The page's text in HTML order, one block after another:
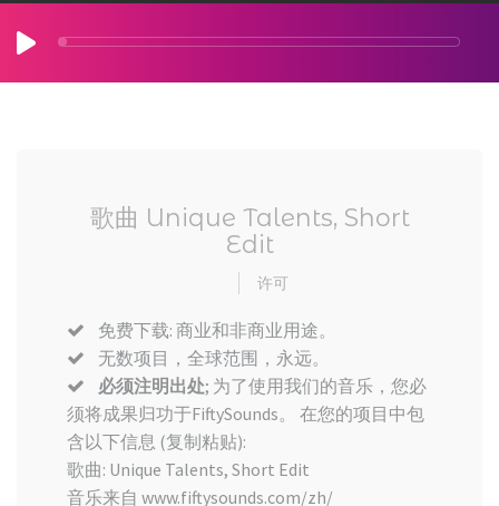
歌曲 Unique Talents, Short
Edit
许可
免费下载: 商业和非商业用途。
无数项目，全球范围，永远。
必须注明出处; 为了使用我们的音乐，您必
须将成果归功于FiftySounds。 在您的项目中包
含以下信息 (复制粘贴):
歌曲: Unique Talents, Short Edit
音乐来自 www.fiftysounds.com/zh/